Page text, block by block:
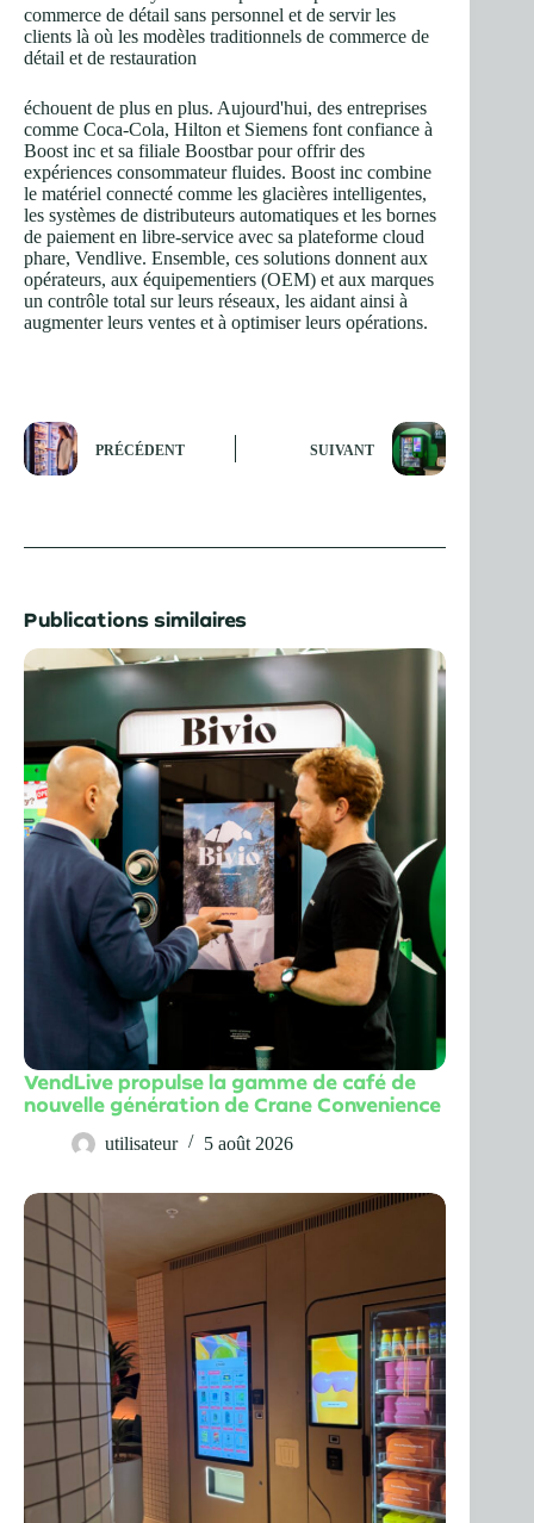
commerce de détail sans personnel et de servir les
clients là où les modèles traditionnels de commerce de
détail et de restauration
échouent de plus en plus. Aujourd'hui, des entreprises
comme Coca-Cola, Hilton et Siemens font confiance à
Boost inc et sa filiale Boostbar pour offrir des
expériences consommateur fluides. Boost inc combine
le matériel connecté comme les glacières intelligentes,
les systèmes de distributeurs automatiques et les bornes
de paiement en libre-service avec sa plateforme cloud
phare, Vendlive. Ensemble, ces solutions donnent aux
opérateurs, aux équipementiers (OEM) et aux marques
un contrôle total sur leurs réseaux, les aidant ainsi à
augmenter leurs ventes et à optimiser leurs opérations.
PRÉCÉDENT SUIVANT
Publications similaires
VendLive propulse la gamme de café de
nouvelle génération de Crane Convenience
utilisateur 5 août 2026